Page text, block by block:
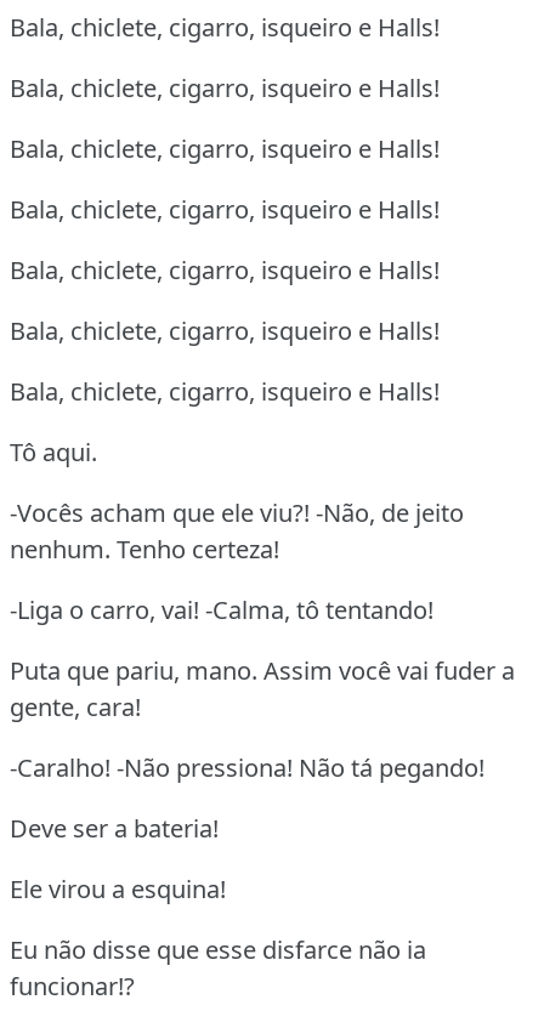
Bala, chiclete, cigarro, isqueiro e Halls!
Bala, chiclete, cigarro, isqueiro e Halls!
Bala, chiclete, cigarro, isqueiro e Halls!
Bala, chiclete, cigarro, isqueiro e Halls!
Bala, chiclete, cigarro, isqueiro e Halls!
Bala, chiclete, cigarro, isqueiro e Halls!
Bala, chiclete, cigarro, isqueiro e Halls!
Tô aqui.
-Vocês acham que ele viu?! -Não, de jeito
nenhum. Tenho certeza!
-Liga o carro, vai! -Calma, tô tentando!
Puta que pariu, mano. Assim você vai fuder a
gente, cara!
-Caralho! -Não pressiona! Não tá pegando!
Deve ser a bateria!
Ele virou a esquina!
Eu não disse que esse disfarce não ia
funcionar!?